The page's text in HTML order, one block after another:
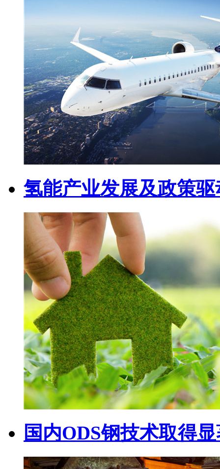
氢能产业发展及政策
国内ODS钢技术取得